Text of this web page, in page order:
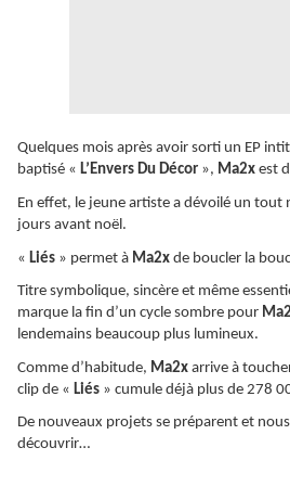
Quelques mois après avoir sorti un EP
baptisé « L’Envers Du Décor », Ma2x est
En effet, le jeune artiste a dévoilé un
jours avant noël.
« Liés » permet à Ma2x de boucler la
Titre symbolique, sincère et même
marque la fin d’un cycle sombre pour
lendemains beaucoup plus lumineux.
Comme d’habitude, Ma2x arrive à
clip de « Liés » cumule déjà plus de 278
De nouveaux projets se préparent et
découvrir…